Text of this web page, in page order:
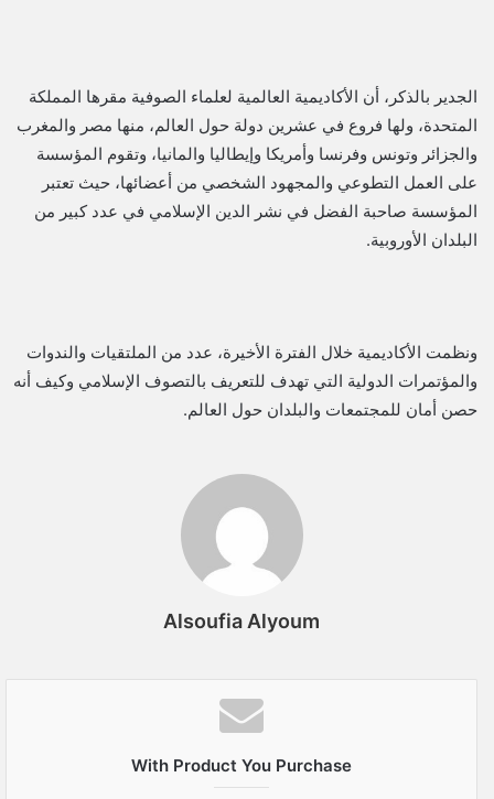
الجدير بالذكر، أن الأكاديمية العالمية لعلماء الصوفية مقرها المملكة
المتحدة، ولها فروع في عشرين دولة حول العالم، منها مصر والمغرب
والجزائر وتونس وفرنسا وأمريكا وإيطاليا والمانيا، وتقوم المؤسسة
على العمل التطوعي والمجهود الشخصي من أعضائها، حيث تعتبر
المؤسسة صاحبة الفضل في نشر الدين الإسلامي في عدد كبير من
البلدان الأوروبية.
ونظمت الأكاديمية خلال الفترة الأخيرة، عدد من الملتقيات والندوات
والمؤتمرات الدولية التي تهدف للتعريف بالتصوف الإسلامي وكيف أنه
حصن أمان للمجتمعات والبلدان حول العالم.
Alsoufia Alyoum
With Product You Purchase